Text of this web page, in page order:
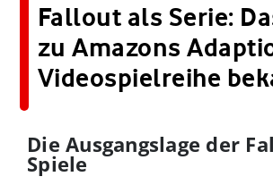
Fallout als Serie:
zu Amazons
Videospielreihe
Die Ausgangslage der
Spiele